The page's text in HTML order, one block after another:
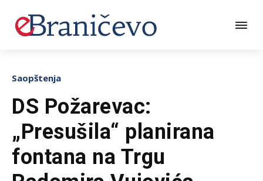
Saopštenja
DS Požarevac:
„Presušila“ planirana
fontana na Trgu